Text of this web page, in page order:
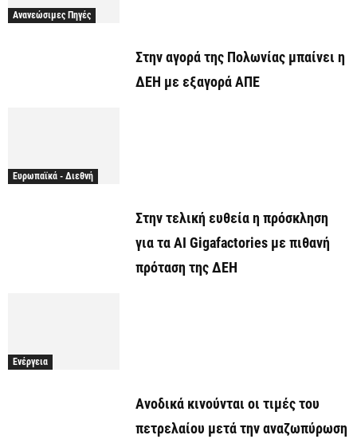
Ανανεώσιμες Πηγές
Στην αγορά της Πολωνίας μπαίνει η
ΔΕΗ με εξαγορά ΑΠΕ
Ευρωπαϊκά - Διεθνή
Στην τελική ευθεία η πρόσκληση
για τα AI Gigafactories με πιθανή
πρόταση της ΔΕΗ
Ενέργεια
Ανοδικά κινούνται οι τιμές του
πετρελαίου μετά την αναζωπύρωση